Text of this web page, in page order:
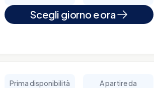
Scegli giorno e ora
Prima disponibilità A partire da